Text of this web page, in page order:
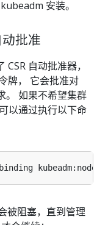
安装。
批准
自动批准器，
牌， 它会批准对
。 如果不希望集群
以通过执行以下命
被阻塞，直到管理